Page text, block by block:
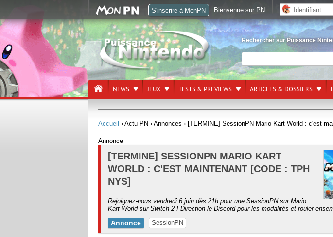
Rechercher sur Puissance
NEWS JEUX TESTS & PREVIEWS ARTICLES & DOSSIERS
Accueil › Actu PN › Annonces › [TERMINE] SessionPN Mario Kart World : c'est
Annonce
[TERMINE] SESSIONPN MARIO KART
WORLD : C'EST MAINTENANT [CODE : TPH
NYS]
Rejoignez-nous vendredi 6 juin dès 21h pour une SessionPN sur Mario
Kart World sur Switch 2 ! Direction le Discord pour les modalités et rouler
Annonce SessionPN
S'inscrire à MonPN Bienvenue sur PN